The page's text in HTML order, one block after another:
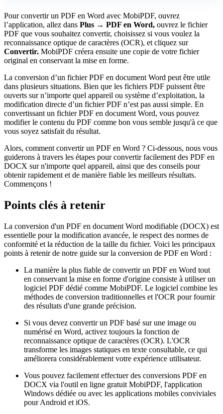
Pour convertir un PDF en Word avec MobiPDF, ouvrez
l’application, allez dans Plus → PDF en Word, ouvrez le fichier
PDF que vous souhaitez convertir, choisissez si vous voulez la
reconnaissance optique de caractères (OCR), et cliquez sur
Convertir. MobiPDF créera ensuite une copie de votre fichier
original en conservant la mise en forme.
La conversion d’un fichier PDF en document Word peut être utile
dans plusieurs situations. Bien que les fichiers PDF puissent être
ouverts sur n’importe quel appareil ou système d’exploitation, la
modification directe d’un fichier PDF n’est pas aussi simple. En
convertissant un fichier PDF en document Word, vous pouvez
modifier le contenu du PDF comme bon vous semble jusqu'à ce que
vous soyez satisfait du résultat.
Alors, comment convertir un PDF en Word ? Ci-dessous, nous vous
guiderons à travers les étapes pour convertir facilement des PDF en
DOCX sur n'importe quel appareil, ainsi que des conseils pour
obtenir rapidement et de manière fiable les meilleurs résultats.
Commençons !
Points clés à retenir
La conversion d'un PDF en document Word modifiable (DOCX) est
essentielle pour la modification avancée, le respect des normes de
conformité et la réduction de la taille du fichier. Voici les principaux
points à retenir de notre guide sur la conversion de PDF en Word :
La manière la plus fiable de convertir un PDF en Word tout
en conservant la mise en forme d'origine consiste à utiliser un
logiciel PDF dédié comme MobiPDF. Le logiciel combine les
méthodes de conversion traditionnelles et l'OCR pour fournir
des résultats d'une grande précision.
Si vous devez convertir un PDF basé sur une image ou
numérisé en Word, activez toujours la fonction de
reconnaissance optique de caractères (OCR). L'OCR
transforme les images statiques en texte consultable, ce qui
améliorera considérablement votre expérience utilisateur.
Vous pouvez facilement effectuer des conversions PDF en
DOCX via l'outil en ligne gratuit MobiPDF, l'application
Windows dédiée ou avec les applications mobiles conviviales
pour Android et iOS.